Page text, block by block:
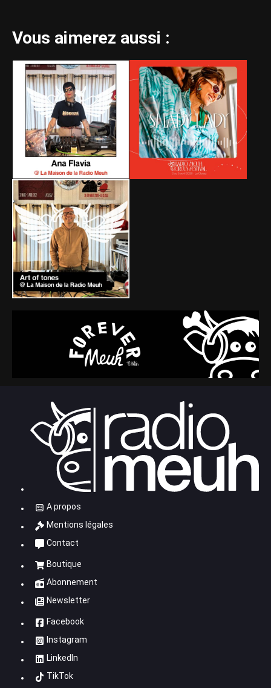
Vous aimerez aussi :
A propos
Mentions légales
Contact
Boutique
Abonnement
Newsletter
Facebook
Instagram
LinkedIn
TikTok